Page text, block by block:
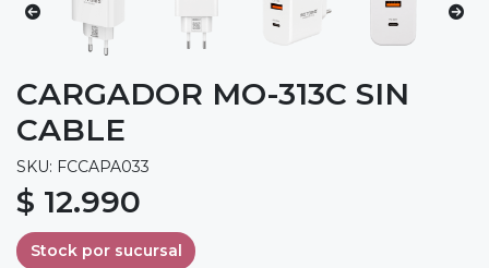
CARGADOR MO-313C SIN
CABLE
SKU: FCCAPA033
$ 12.990
Stock por sucursal